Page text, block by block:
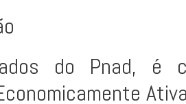
do Pnad, é